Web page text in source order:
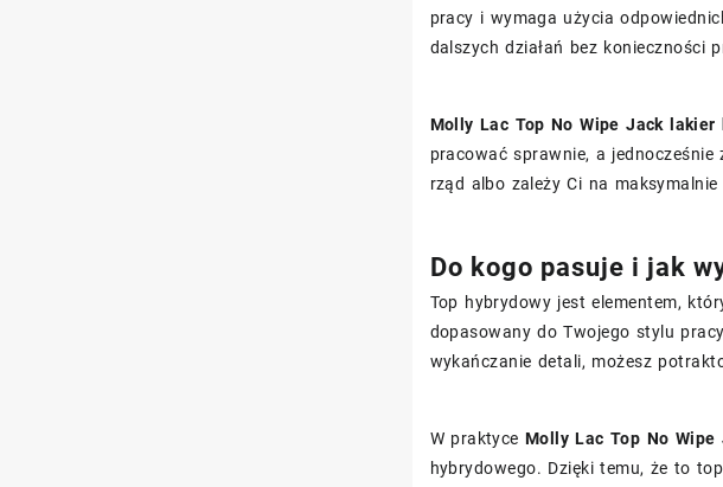
pracy i wymaga użycia
dalszych działań bez konieczności
Molly Lac Top No Wipe Jack lakier
pracować sprawnie, a
rząd albo zależy Ci na maksymalnie
Do kogo pasuje i jak
Top hybrydowy jest elementem,
dopasowany do Twojego stylu
wykańczanie detali, możesz
W praktyce Molly Lac Top No
hybrydowego. Dzięki temu, że to